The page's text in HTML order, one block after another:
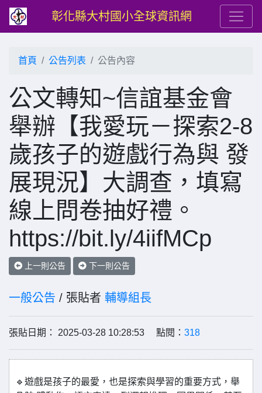
彰化縣大村國小全球資訊網
首頁 公告列表 公告內容
公文轉知~信誼基金會
舉辦【我愛玩－探索2-8
歲孩子的遊戲行為與 發
展現況】大調查，填寫
線上問卷抽好禮。
https://bit.ly/4iifMCp
上一則公告 下一則公告
一般公告 / 張貼者 輔導組長
張貼日期： 2025-03-28 10:28:53 點閱： 318
🔹 遊戲是孩子的最愛，也是探索與學習的重要方式，舉